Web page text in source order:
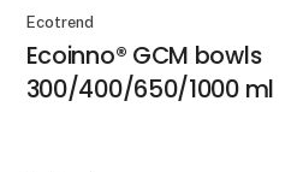
Ecotrend
Ecoinno® GCM bowls
300/400/650/1000 ml